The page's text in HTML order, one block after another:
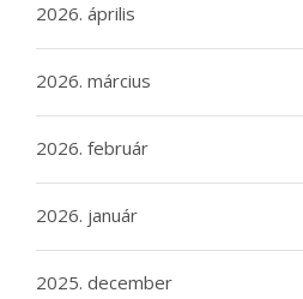
2026. április
2026. március
2026. február
2026. január
2025. december